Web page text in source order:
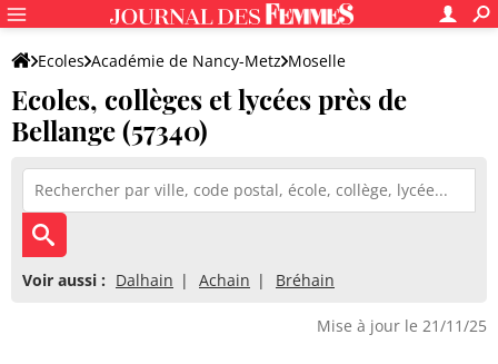
Ecoles Académie de Nancy-Metz Moselle
Ecoles, collèges et lycées près de
Bellange (57340)
Voir aussi : Dalhain Achain Bréhain
Mise à jour le 21/11/25